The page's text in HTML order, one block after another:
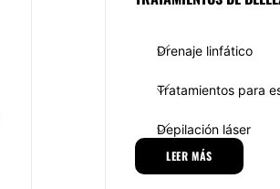
Drenaje linfático
Tratamientos para
Depilación láser
Ultracavitación
LEER MÁS